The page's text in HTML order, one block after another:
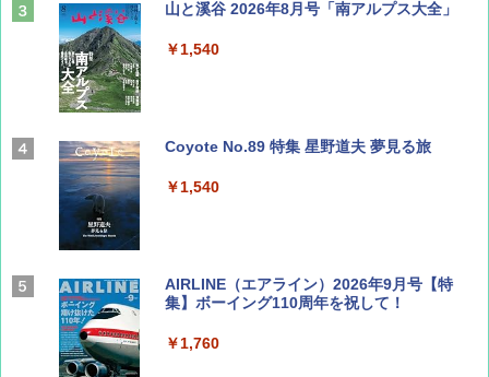
山と溪谷 2026年8月号「南アルプス大全」
￥1,540
Coyote No.89 特集 星野道夫 夢見る旅
￥1,540
AIRLINE（エアライン）2026年9月号【特
集】ボーイング110周年を祝して！
￥1,760